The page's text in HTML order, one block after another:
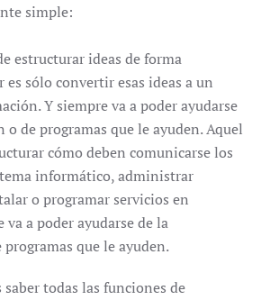
simple:
estructurar ideas de forma
sólo convertir esas ideas a un
Y siempre va a poder ayudarse
de programas que le ayuden. Aquel
cómo deben comunicarse los
informático, administrar
o programar servicios en
va a poder ayudarse de la
que le ayuden.
todas las funciones de